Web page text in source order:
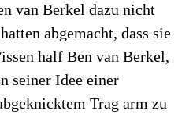
van Berkel dazu nicht
abgemacht, dass sie
half Ben van Berkel,
seiner Idee einer
Trag arm zu